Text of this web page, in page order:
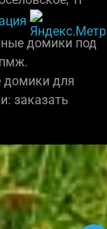
домики под
домики для
заказать